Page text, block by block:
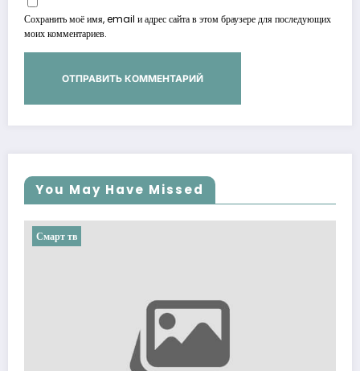
Сохранить моё имя, email и адрес сайта в этом браузере для последующих
моих комментариев.
You May Have Missed
Смарт тв